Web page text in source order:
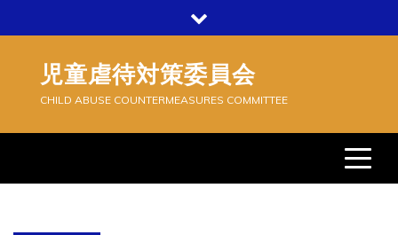
to
content
児童虐待対策委員会
CHILD ABUSE COUNTERMEASURES COMMITTEE